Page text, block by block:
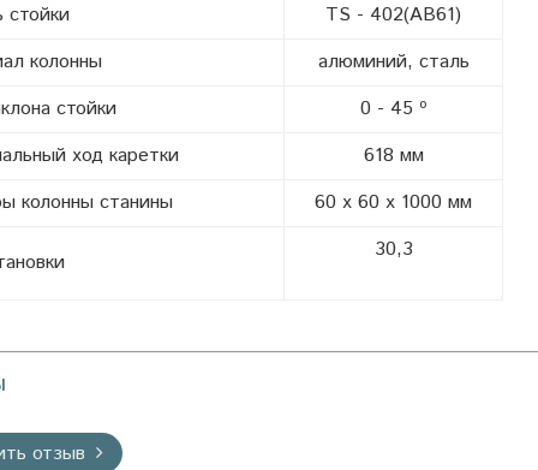
TS - 402(AB61)
колонны
алюминий, сталь
стойки
0 - 45 º
ход каретки
618 мм
колонны станины
60 х 60 х 1000 мм
30,3
отзыв